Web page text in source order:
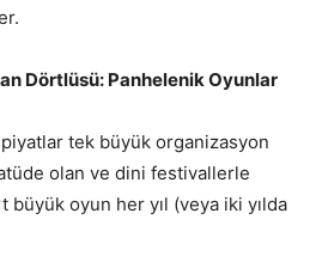
Dörtlüsü: Panhelenik Oyunlar
tek büyük organizasyon
olan ve dini festivallerle
oyun her yıl (veya iki yılda